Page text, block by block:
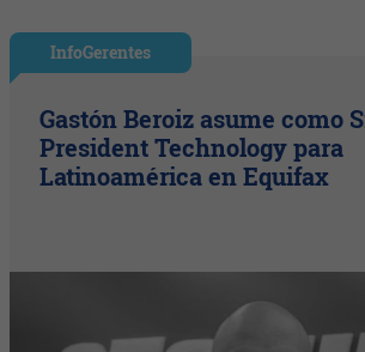
InfoGerentes
Gastón Beroiz asume como
President Technology para
Latinoamérica en Equifax